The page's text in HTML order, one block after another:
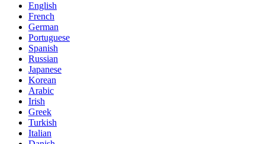
English
French
German
Portuguese
Spanish
Russian
Japanese
Korean
Arabic
Irish
Greek
Turkish
Italian